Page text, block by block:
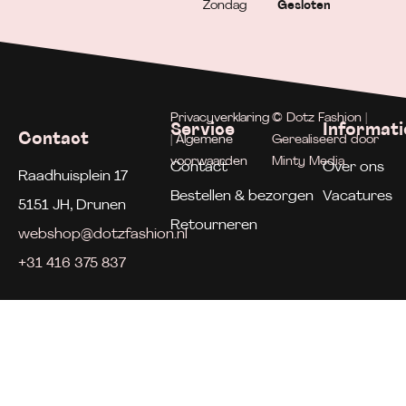
Zondag Gesloten
Contact
Raadhuisplein 17
5151 JH, Drunen
webshop@dotzfashion.nl
+31 416 375 837
Service
Contact
Bestellen & bezorgen
Retourneren
Over ons
Vacatures
Privacyverklaring
| Algemene
voorwaarden
© Dotz Fashion |
Gerealiseerd door
Minty Media